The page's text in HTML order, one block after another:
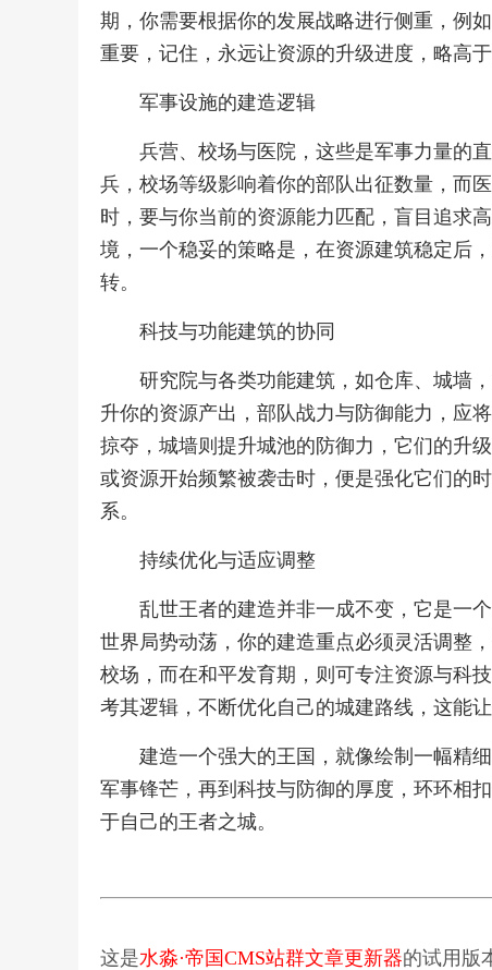
期，你需要根据你的发展战略进行侧重，例
重要，记住，永远让资源的升级进度，略高
军事设施的建造逻辑
兵营、校场与医院，这些是军事力量的
兵，校场等级影响着你的部队出征数量，而
时，要与你当前的资源能力匹配，盲目追求
境，一个稳妥的策略是，在资源建筑稳定后
转。
科技与功能建筑的协同
研究院与各类功能建筑，如仓库、城墙
升你的资源产出，部队战力与防御能力，应
掠夺，城墙则提升城池的防御力，它们的升
或资源开始频繁被袭击时，便是强化它们的
系。
持续优化与适应调整
乱世王者的建造并非一成不变，它是一
世界局势动荡，你的建造重点必须灵活调整
校场，而在和平发育期，则可专注资源与科
考其逻辑，不断优化自己的城建路线，这能
建造一个强大的王国，就像绘制一幅精
军事锋芒，再到科技与防御的厚度，环环相
于自己的王者之城。
这是水淼·帝国CMS站群文章更新器的试用版